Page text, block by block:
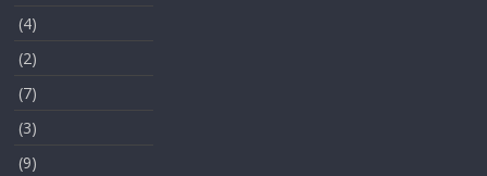
(4)
(2)
(7)
(3)
(9)